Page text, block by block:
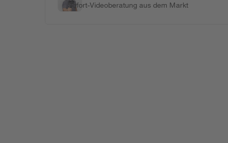
Sofort-Videoberatung aus dem Markt